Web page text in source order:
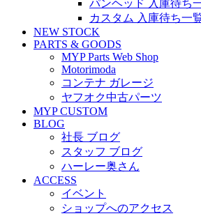
パンヘッド 入庫待ち
カスタム 入庫待ち一
NEW STOCK
PARTS & GOODS
MYP Parts Web Shop
Motorimoda
コンテナ ガレージ
ヤフオク中古パーツ
MYP CUSTOM
BLOG
社長 ブログ
スタッフ ブログ
ハーレー奥さん
ACCESS
イベント
ショップへのアクセス